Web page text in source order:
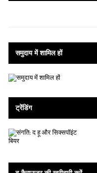
समुदाय में शामिल हों
ट्रेंडिंग